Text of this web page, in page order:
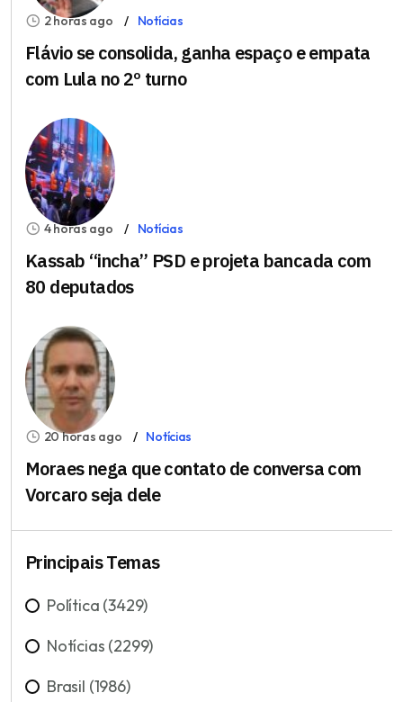
2 horas ago Notícias
Flávio se consolida, ganha espaço e empata
com Lula no 2º turno
4 horas ago Notícias
Kassab “incha” PSD e projeta bancada com
80 deputados
20 horas ago Notícias
Moraes nega que contato de conversa com
Vorcaro seja dele
Principais Temas
Política (3429)
Notícias (2299)
Brasil (1986)